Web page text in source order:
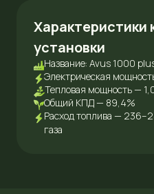
Характеристики
установки
Название: Avus 1000
Электрическая
Тепловая мощность —
Общий КПД — 89,4%
Расход топлива —
газа